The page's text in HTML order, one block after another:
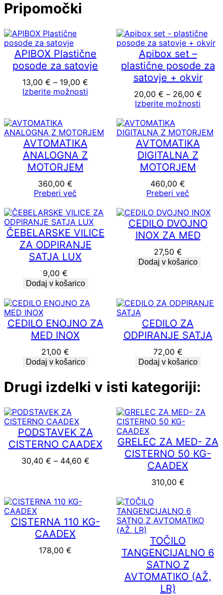
Pripomočki
APIBOX Plastične
posode za satovje
13,00 € – 19,00 €
19,00 €
Izberite možnosti
Apibox set –
plastične posode za
satovje + okvir
20,00 € – 26,00 €
do
Izberite možnosti
AVTOMATIKA
ANALOGNA Z
MOTORJEM
360,00 €
Preberi več
AVTOMATIKA
DIGITALNA Z
MOTORJEM
460,00 €
Preberi več
ČEBELARSKE VILICE
ZA ODPIRANJE
SATJA LUX
9,00 €
Dodaj v košarico
CEDILO DVOJNO
INOX ZA MED
27,50 €
Dodaj v košarico
CEDILO ENOJNO ZA
MED INOX
21,00 €
Dodaj v košarico
CEDILO ZA
ODPIRANJE SATJA
72,00 €
Dodaj v košarico
Drugi izdelki v isti kategoriji:
PODSTAVEK ZA
CISTERNO CAADEX
30,40 € – 44,60 €Cenovni razpon: od 30,40 € do
GRELEC ZA MED- ZA
CISTERNO 50 KG-
CAADEX
310,00 €
CISTERNA 110 KG-
CAADEX
178,00 €
TOČILO
TANGENCIJALNO 6
SATNO Z
AVTOMATIKO (AŽ,
LR)